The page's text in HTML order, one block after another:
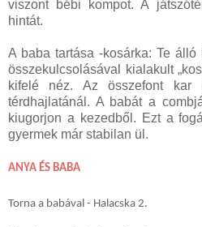
viszont bébi kompot. A
hintát.
A baba tartása -kosárka: Te
összekulcsolásával kialakult
kifelé néz. Az összefont kar
térdhajlatánál. A babát a
kiugorjon a kezedből. Ezt a
gyermek már stabilan ül.
ANYA ÉS BABA
Torna a babával - Halacska 2.